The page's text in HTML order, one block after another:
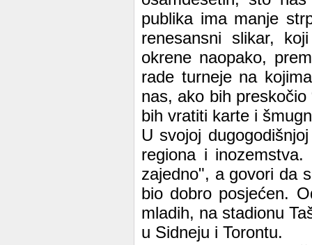
publika ima manje
renesansni slikar,
okrene naopako,
rade turneje na
nas, ako bih preskočio
bih vratiti karte i
U svojoj
regiona i
zajedno", a govori da
bio dobro posjećen.
mladih, na stadionu
u Sidneju i Torontu.